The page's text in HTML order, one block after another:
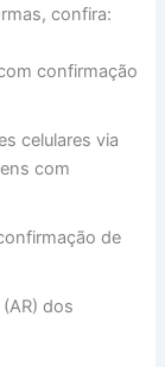
confira:
confirmação
celulares via
com
de
dos